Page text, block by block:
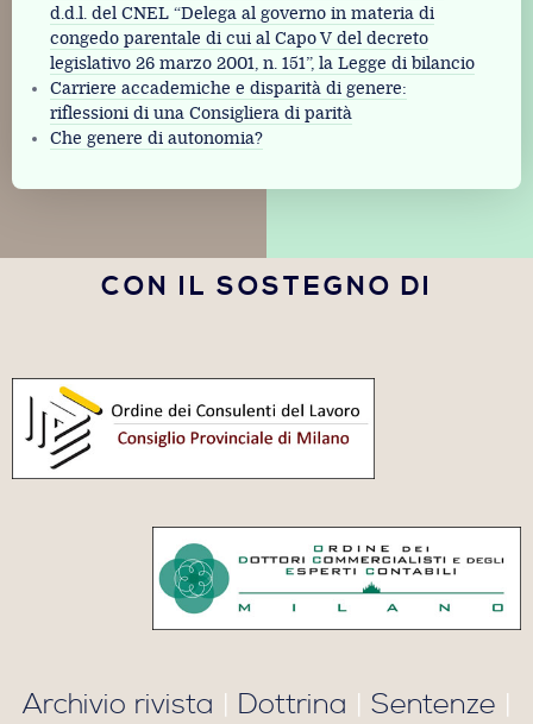
d.d.l. del CNEL “Delega al governo in materia di
congedo parentale di cui al Capo V del decreto
legislativo 26 marzo 2001, n. 151”, la Legge di bilancio
Carriere accademiche e disparità di genere:
riflessioni di una Consigliera di parità
Che genere di autonomia?
CON IL SOSTEGNO DI
Archivio rivista | Dottrina | Sentenze |